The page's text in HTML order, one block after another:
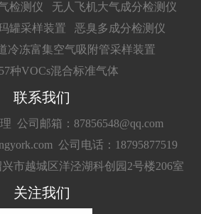
检测仪
无人飞机大气成分检测仪
罐采样装置
恶臭多成分检测仪
冷冻富集空气吸附管采样装置
种VOCs混合标准气体
联系我们
公司邮箱：87856548@qq.com
公司电话：18795877519
市越城区洋泾湖科创园2号楼206室
关注我们